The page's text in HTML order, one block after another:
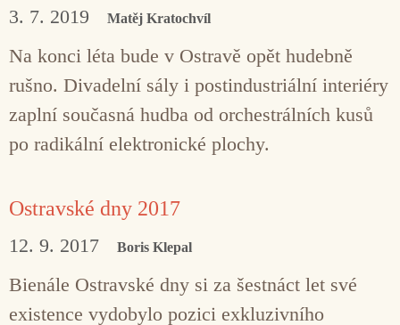
3. 7. 2019 Matěj Kratochvíl
Na konci léta bude v Ostravě opět hudebně
rušno. Divadelní sály i postindustriální interiéry
zaplní současná hudba od orchestrálních kusů
po radikální elektronické plochy.
Ostravské dny 2017
12. 9. 2017 Boris Klepal
Bienále Ostravské dny si za šestnáct let své
existence vydobylo pozici exkluzivního